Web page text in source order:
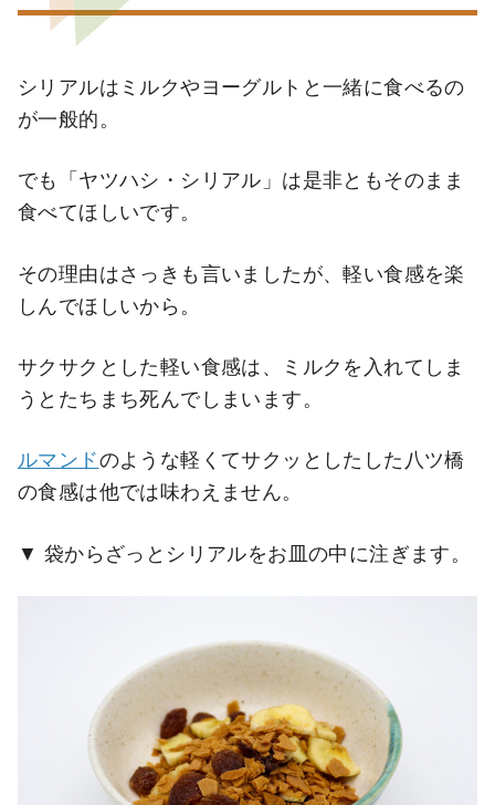
シリアルはミルクやヨーグルトと一緒に食べるの
が一般的。
でも「ヤツハシ・シリアル」は是非ともそのまま
食べてほしいです。
その理由はさっきも言いましたが、軽い食感を楽
しんでほしいから。
サクサクとした軽い食感は、ミルクを入れてしま
うとたちまち死んでしまいます。
ルマンドのような軽くてサクッとしたした八ツ橋
の食感は他では味わえません。
袋からざっとシリアルをお皿の中に注ぎます。